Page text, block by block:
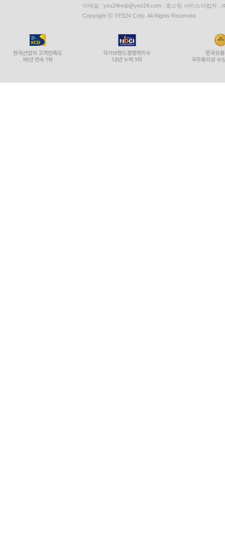
이메일 : yes24help@yes24.com 호스팅 서비스사업자 :
Copyright ⓒ YES24 Corp. All Rights Reserved.